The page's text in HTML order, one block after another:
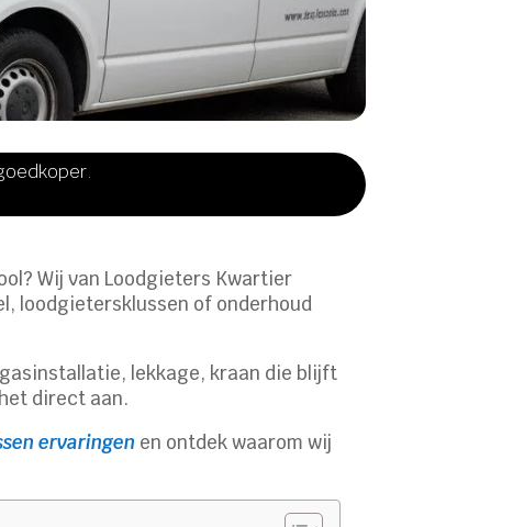
Wij van Loodgieters Kwartier
loodgietersklussen of onderhoud
lekkage, kraan die blijft
direct aan.
ervaringen en ontdek waarom wij